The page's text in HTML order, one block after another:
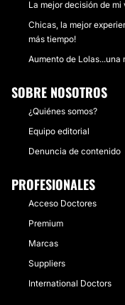
La mejor decisión de mi
Chicas, la mejor
más tiempo!
Aumento de Lolas...una
SOBRE NOSOTROS
¿Quiénes somos?
Equipo editorial
Denuncia de contenido
PROFESIONALES
Acceso Doctores
Premium
Marcas
Suppliers
International Doctors